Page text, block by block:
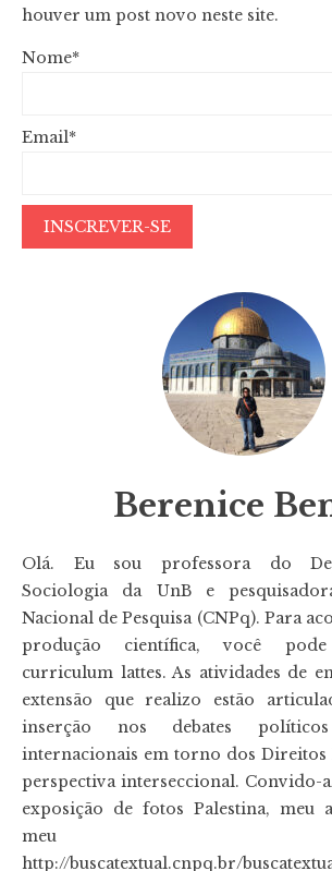
houver um post novo neste site.
Nome*
Email*
Berenice
Olá. Eu sou professora do
Sociologia da UnB e
Nacional de Pesquisa (CNPq). Para
produção científica, você
curriculum lattes. As atividades de
extensão que realizo estão
inserção nos debates
internacionais em torno dos Direitos
perspectiva interseccional. Convido-
exposição de fotos Palestina, meu
meu
http://buscatextual.cnpq.br/